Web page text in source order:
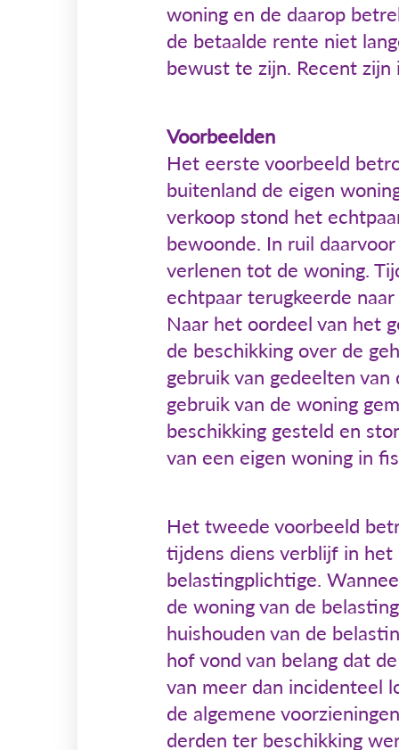
woning en de daarop
de betaalde rente niet
bewust te zijn. Recent
Voorbeelden
Het eerste voorbeeld
buitenland de eigen
verkoop stond het
bewoonde. In ruil
verlenen tot de woning.
echtpaar terugkeerde
Naar het oordeel van het
de beschikking over de
gebruik van gedeelten
gebruik van de woning
beschikking gesteld en
van een eigen woning in
Het tweede voorbeeld
tijdens diens verblijf in
belastingplichtige.
de woning van de
huishouden van de
hof vond van belang dat
van meer dan incidenteel
de algemene
derden ter beschikking